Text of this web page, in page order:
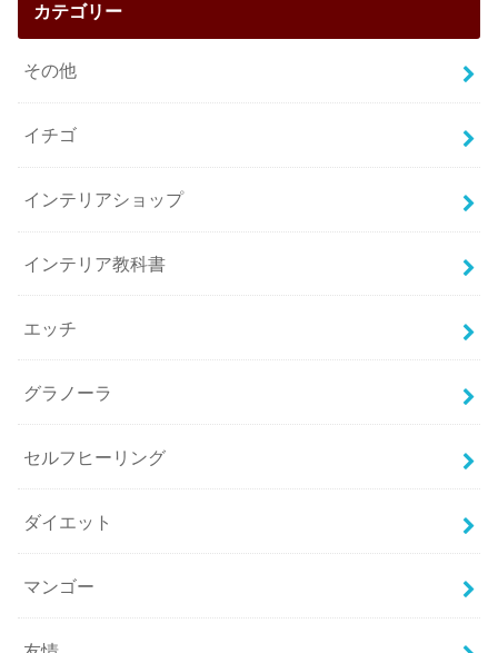
カテゴリー
その他
イチゴ
インテリアショップ
インテリア教科書
エッチ
グラノーラ
セルフヒーリング
ダイエット
マンゴー